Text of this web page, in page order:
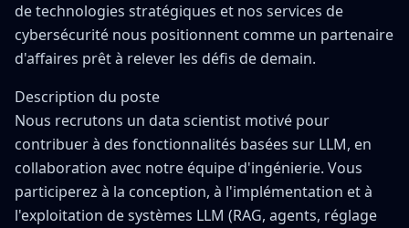
de technologies stratégiques et nos services de
cybersécurité nous positionnent comme un partenaire
d'affaires prêt à relever les défis de demain.
Description du poste
Nous recrutons un data scientist motivé pour
contribuer à des fonctionnalités basées sur LLM, en
collaboration avec notre équipe d'ingénierie. Vous
participerez à la conception, à l'implémentation et à
l'exploitation de systèmes LLM (RAG, agents, réglage